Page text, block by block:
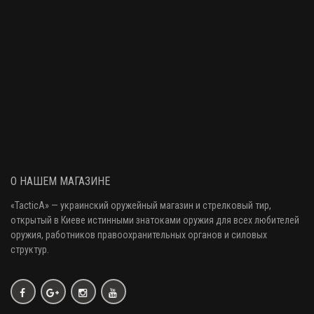
О НАШЕМ МАГАЗИНЕ
«TacticA» — украинский оружейный магазин и стрелковый тир,
открытый в Киеве истинными знатоками оружия для всех любителей
оружия, работников правоохранительных органов и силовых
структур.